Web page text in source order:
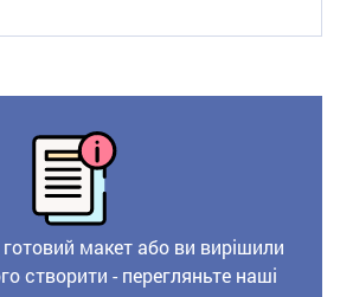
макет або ви вирішили
створити - перегляньте наші